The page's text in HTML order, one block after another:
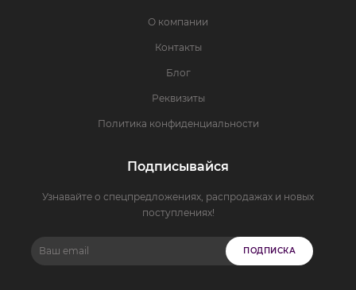
О компании
Контакты
Блог
Реквизиты
Политика конфиденциальности
Подписывайся
Узнавайте о спецпредложениях, распродажах и новых
поступлениях!
ПОДПИСКА